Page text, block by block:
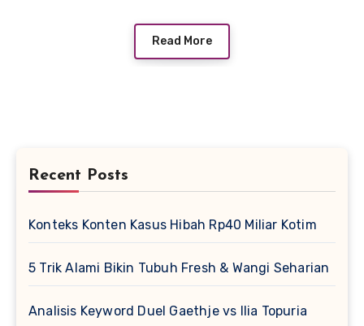
Read More
Recent Posts
Konteks Konten Kasus Hibah Rp40 Miliar Kotim
5 Trik Alami Bikin Tubuh Fresh & Wangi Seharian
Analisis Keyword Duel Gaethje vs Ilia Topuria